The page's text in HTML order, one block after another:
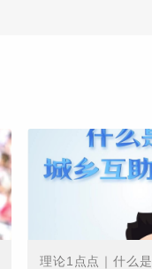
理论1点点｜什么